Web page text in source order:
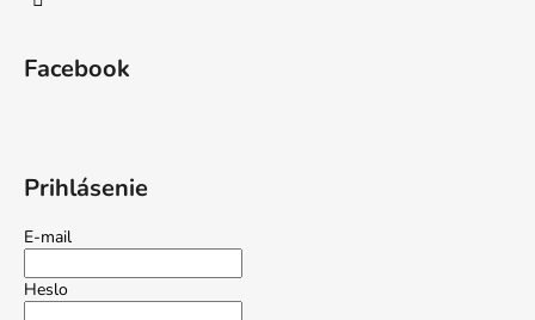
Facebook
Prihlásenie
E-mail
Heslo